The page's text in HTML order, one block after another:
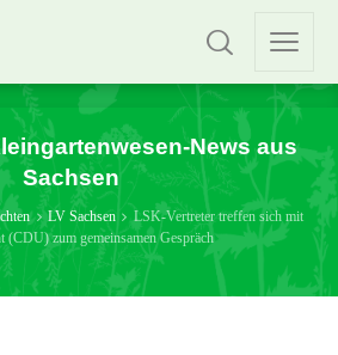
News aus
Sachsen
LV Sachsen
LSK-Vertreter treffen sich mit
(CDU) zum gemeinsamen Gespräch